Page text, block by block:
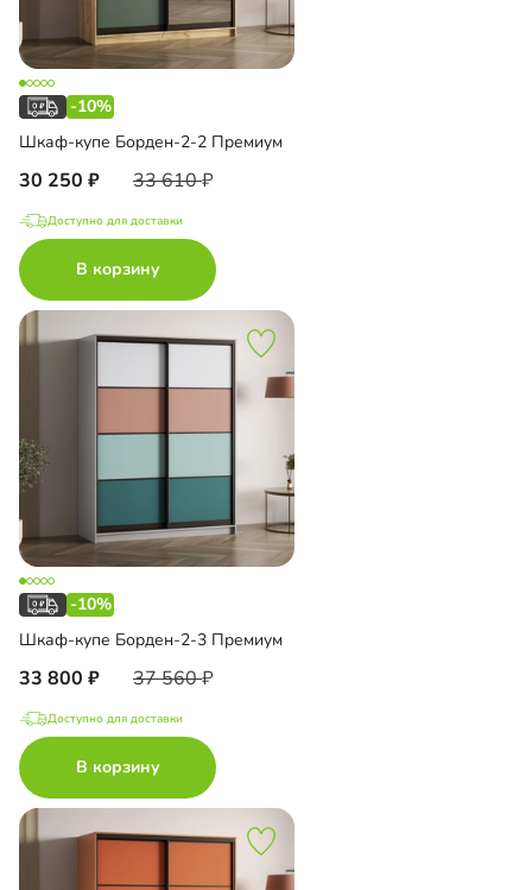
-10%
Шкаф-купе Борден-2-2 Премиум
30 250 33 610
Доступно для доставки
В корзину
-10%
Шкаф-купе Борден-2-3 Премиум
33 800 37 560
Доступно для доставки
В корзину